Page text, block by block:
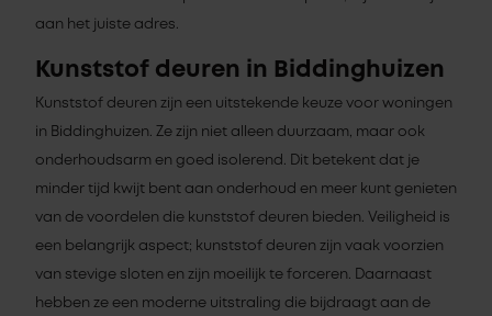
aan het juiste adres.
Kunststof deuren in Biddinghuizen
Kunststof deuren zijn een uitstekende keuze voor woningen
in Biddinghuizen. Ze zijn niet alleen duurzaam, maar ook
onderhoudsarm en goed isolerend. Dit betekent dat je
minder tijd kwijt bent aan onderhoud en meer kunt genieten
van de voordelen die kunststof deuren bieden. Veiligheid is
een belangrijk aspect; kunststof deuren zijn vaak voorzien
van stevige sloten en zijn moeilijk te forceren. Daarnaast
hebben ze een moderne uitstraling die bijdraagt aan de